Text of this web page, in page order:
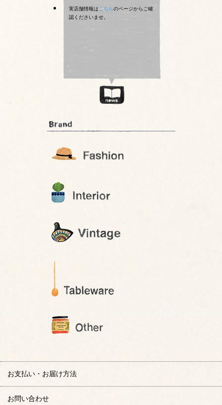
実店舗情報はこちらのページからご確
認くださいませ。
お支払い・お届け方法
お問い合わせ